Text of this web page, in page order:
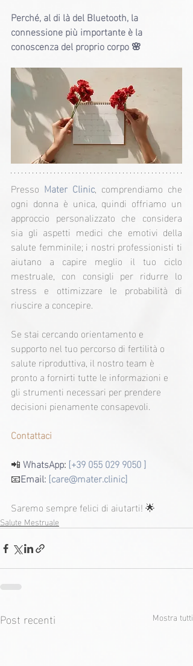
Perché, al di là del Bluetooth, la
connessione più importante è la
conoscenza del proprio corpo 🌸
Presso Mater Clinic, comprendiamo che
ogni donna è unica, quindi offriamo un
approccio personalizzato che considera
sia gli aspetti medici che emotivi della
salute femminile; i nostri professionisti ti
aiutano a capire meglio il tuo ciclo
mestruale, con consigli per ridurre lo
stress e ottimizzare le probabilità di
riuscire a concepire.
Se stai cercando orientamento e
supporto nel tuo percorso di fertilità o
salute riproduttiva, il nostro team è
pronto a fornirti tutte le informazioni e
gli strumenti necessari per prendere
decisioni pienamente consapevoli.
Contattaci
📲 WhatsApp: [+39 055 029 9050 ]
📧Email: [care@mater.clinic]
Saremo sempre felici di aiutarti! 🌟
Salute Mestruale
Post recenti Mostra tutti